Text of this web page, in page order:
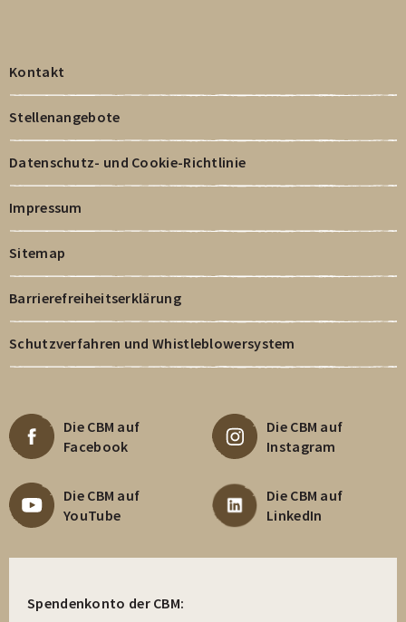
Kontakt
Stellenangebote
Datenschutz- und Cookie-Richtlinie
Impressum
Sitemap
Barrierefreiheitserklärung
Schutzverfahren und Whistleblowersystem
Die CBM auf
Facebook
Die CBM auf
Instagram
Die CBM auf
YouTube
Die CBM auf
LinkedIn
Spendenkonto der CBM: